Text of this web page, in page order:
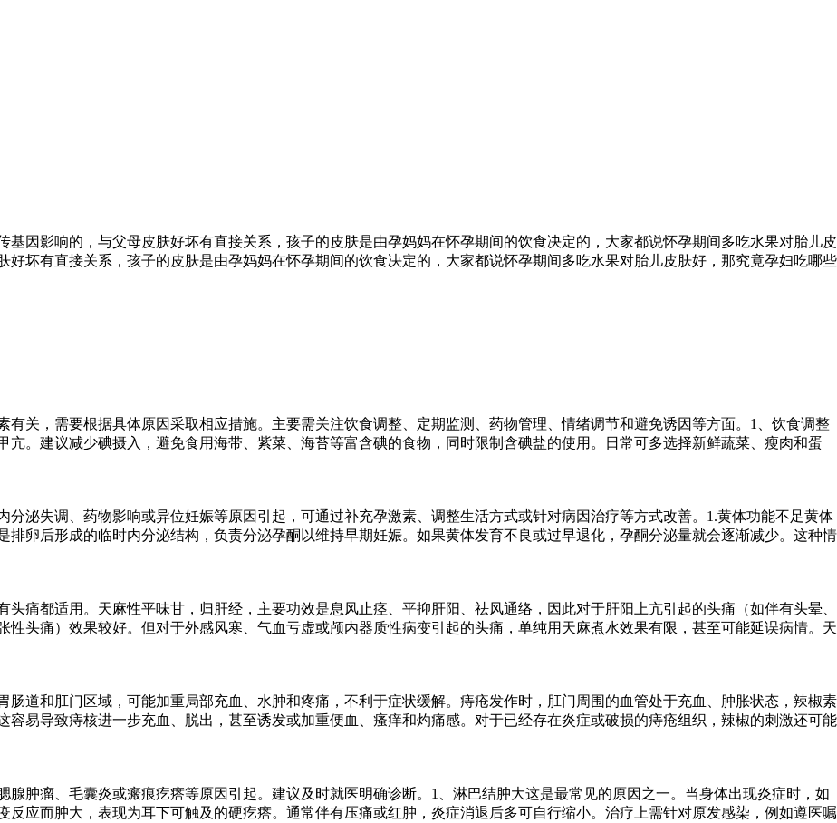
因影响的，与父母皮肤好坏有直接关系，孩子的皮肤是由孕妈妈在怀孕期间的饮食决定的，大家都说怀孕期间多吃水果对胎儿皮
坏有直接关系，孩子的皮肤是由孕妈妈在怀孕期间的饮食决定的，大家都说怀孕期间多吃水果对胎儿皮肤好，那究竟孕妇吃哪些
关，需要根据具体原因采取相应措施。主要需关注饮食调整、定期监测、药物管理、情绪调节和避免诱因等方面。1、饮食调整
。建议减少碘摄入，避免食用海带、紫菜、海苔等富含碘的食物，同时限制含碘盐的使用。日常可多选择新鲜蔬菜、瘦肉和蛋
泌失调、药物影响或异位妊娠等原因引起，可通过补充孕激素、调整生活方式或针对病因治疗等方式改善。1.黄体功能不足黄体
卵后形成的临时内分泌结构，负责分泌孕酮以维持早期妊娠。如果黄体发育不良或过早退化，孕酮分泌量就会逐渐减少。这种情
痛都适用。天麻性平味甘，归肝经，主要功效是息风止痉、平抑肝阳、祛风通络，因此对于肝阳上亢引起的头痛（如伴有头晕、
头痛）效果较好。但对于外感风寒、气血亏虚或颅内器质性病变引起的头痛，单纯用天麻煮水效果有限，甚至可能延误病情。天
道和肛门区域，可能加重局部充血、水肿和疼痛，不利于症状缓解。痔疮发作时，肛门周围的血管处于充血、肿胀状态，辣椒素
易导致痔核进一步充血、脱出，甚至诱发或加重便血、瘙痒和灼痛感。对于已经存在炎症或破损的痔疮组织，辣椒的刺激还可能
肿瘤、毛囊炎或瘢痕疙瘩等原因引起。建议及时就医明确诊断。1、淋巴结肿大这是最常见的原因之一。当身体出现炎症时，如
应而肿大，表现为耳下可触及的硬疙瘩。通常伴有压痛或红肿，炎症消退后多可自行缩小。治疗上需针对原发感染，例如遵医嘱